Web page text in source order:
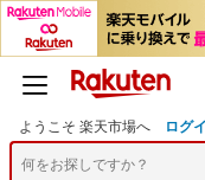
ようこそ 楽天市場へ ログ